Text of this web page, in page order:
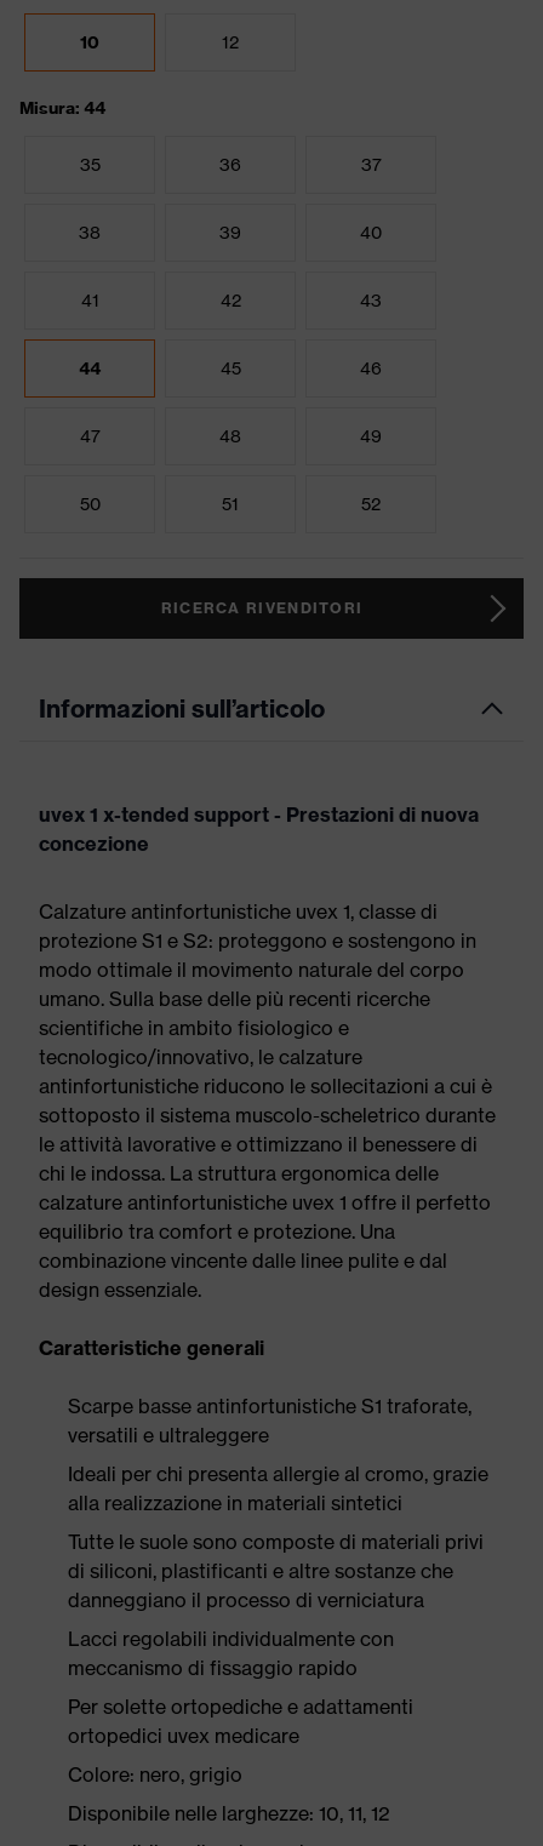
10 12
Misura: 44
35 36 37
38 39 40
41 42 43
44 45 46
47 48 49
50 51 52
RICERCA RIVENDITORI
Informazioni sull’articolo
uvex 1 x-tended support - Prestazioni di nuova
concezione
Calzature antinfortunistiche uvex 1, classe di
protezione S1 e S2: proteggono e sostengono in
modo ottimale il movimento naturale del corpo
umano. Sulla base delle più recenti ricerche
scientifiche in ambito fisiologico e
tecnologico/innovativo, le calzature
antinfortunistiche riducono le sollecitazioni a cui è
sottoposto il sistema muscolo-scheletrico durante
le attività lavorative e ottimizzano il benessere di
chi le indossa. La struttura ergonomica delle
calzature antinfortunistiche uvex 1 offre il perfetto
equilibrio tra comfort e protezione. Una
combinazione vincente dalle linee pulite e dal
design essenziale.
Caratteristiche generali
Scarpe basse antinfortunistiche S1 traforate,
versatili e ultraleggere
Ideali per chi presenta allergie al cromo, grazie
alla realizzazione in materiali sintetici
Tutte le suole sono composte di materiali privi
di siliconi, plastificanti e altre sostanze che
danneggiano il processo di verniciatura
Lacci regolabili individualmente con
meccanismo di fissaggio rapido
Per solette ortopediche e adattamenti
ortopedici uvex medicare
Colore: nero, grigio
Disponibile nelle larghezze: 10, 11, 12